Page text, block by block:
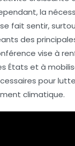
la
fait sentir,
des
vise à
États et à
pour
climatique.